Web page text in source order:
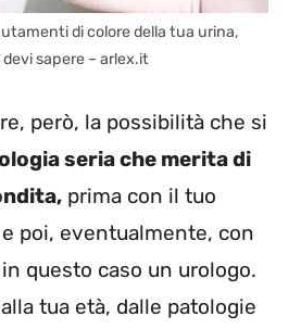
di colore della tua urina,
sapere – arlex.it
però, la possibilità che si
seria che merita di
prima con il tuo
poi, eventualmente, con
questo caso un urologo.
tua età, dalle patologie